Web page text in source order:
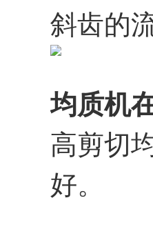
斜齿的
均质机
高剪切
好。